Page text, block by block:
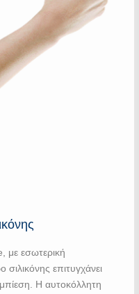
με εσωτερική
επιτυγχάνει
Η αυτοκόλλητη